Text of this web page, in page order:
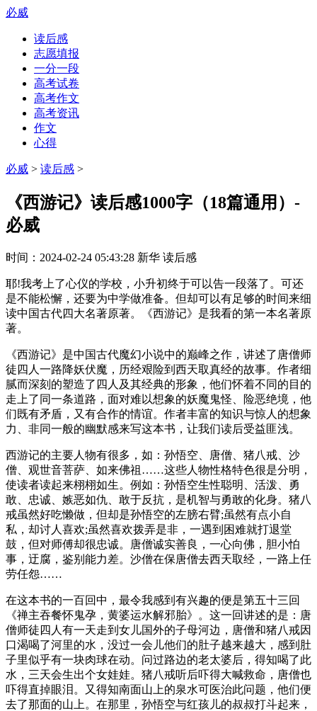
必威
读后感
志愿填报
一分一段
高考试卷
高考作文
高考资讯
作文
心得
必威 > 读后感 >
《西游记》读后感1000字（18篇通用）-
必威
时间： 2024-02-24 05:43:28 新华 读后感
耶!我考上了心仪的学校，小升初终于可以告一段落了。可还
是不能松懈，还要为中学做准备。但却可以有足够的时间来细
读中国古代四大名著原著。《西游记》是我看的第一本名著原
著。
《西游记》是中国古代魔幻小说中的巅峰之作，讲述了唐僧师
徒四人一路降妖伏魔，历经艰险到西天取真经的故事。作者细
腻而深刻的塑造了四人及其经典的形象，他们怀着不同的目的
走上了同一条道路，面对难以想象的妖魔鬼怪、险恶绝境，他
们既有矛盾，又有合作的情谊。作者丰富的知识与惊人的想象
力、非同一般的幽默感来写这本书，让我们读后受益匪浅。
西游记的主要人物有很多，如：孙悟空、唐僧、猪八戒、沙
僧、观世音菩萨、如来佛祖……这些人物性格特色很是分明，
使读者读起来栩栩如生。例如：孙悟空生性聪明、活泼、勇
敢、忠诚、嫉恶如仇、敢于反抗，是机智与勇敢的化身。猪八
戒虽然好吃懒做，但却是孙悟空的左膀右臂;虽然有点小自
私，却讨人喜欢;虽然喜欢拨弄是非，一遇到困难就打退堂
鼓，但对师傅却很忠诚。唐僧诚实善良，一心向佛，胆小怕
事，迂腐，鉴别能力差。沙僧在保唐僧去西天取经，一路上任
劳任怨……
在这本书的一百回中，最令我感到有兴趣的便是第五十三回
《禅主吞餐怀鬼孕，黄婆运水解邪胎》。这一回讲述的是：唐
僧师徒四人有一天走到女儿国外的子母河边，唐僧和猪八戒因
口渴喝了河里的水，没过一会儿他们的肚子越来越大，感到肚
子里似乎有一块肉球在动。问过路边的老太婆后，得知喝了此
水，三天会生出个女娃娃。猪八戒听后吓得大喊救命，唐僧也
吓得直掉眼泪。又得知南面山上的泉水可医治此问题，他们便
去了那面的山上。在那里，孙悟空与红孩儿的叔叔打斗起来，